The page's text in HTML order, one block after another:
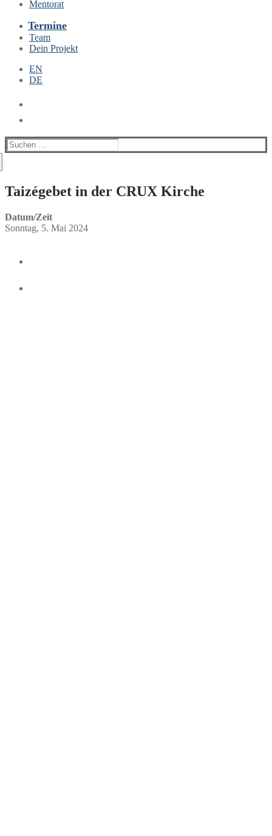
Mentorat
Termine
Team
Dein Projekt
EN
DE
Suchen
nach:
Taizégebet in der CRUX Kirche
Datum/Zeit
Sonntag, 5. Mai 2024